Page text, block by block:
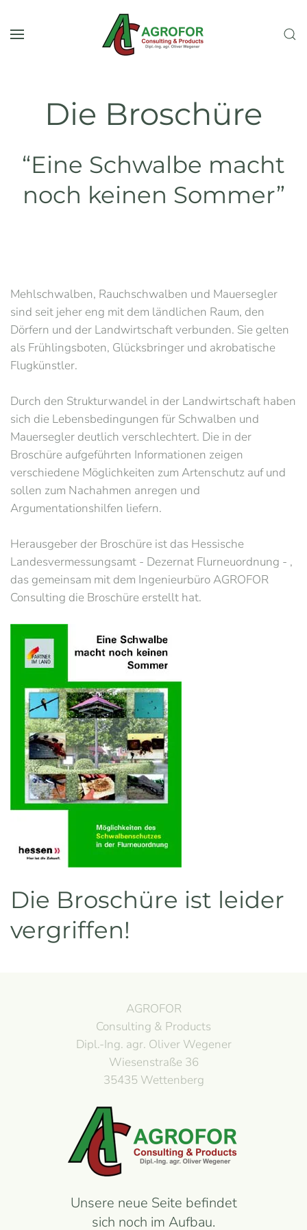
Zum Hauptinhalt springen
Die Broschüre
“Eine Schwalbe macht
noch keinen Sommer”
Mehlschwalben, Rauchschwalben und Mauersegler
sind seit jeher eng mit dem ländlichen Raum, den
Dörfern und der Landwirtschaft verbunden. Sie gelten
als Frühlingsboten, Glücksbringer und akrobatische
Flugkünstler.
Durch den Strukturwandel in der Landwirtschaft haben
sich die Lebensbedingungen für Schwalben und
Mauersegler deutlich verschlechtert. Die in der
Broschüre aufgeführten Informationen zeigen
verschiedene Möglichkeiten zum Artenschutz auf und
sollen zum Nachahmen anregen und
Argumentationshilfen liefern.
Herausgeber der Broschüre ist das Hessische
Landesvermessungsamt - Dezernat Flurneuordnung - ,
das gemeinsam mit dem Ingenieurbüro AGROFOR
Consulting die Broschüre erstellt hat.
Die Broschüre ist leider
vergriffen!
AGROFOR
Consulting & Products
Dipl.-Ing. agr. Oliver Wegener
Wiesenstraße 36
35435 Wettenberg
Unsere neue Seite befindet
sich noch im Aufbau.